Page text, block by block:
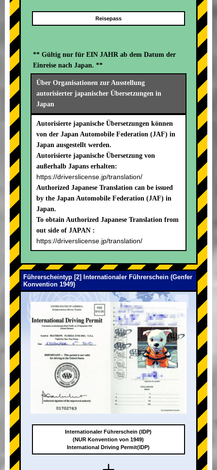
Reisepass
** Gültig nur für EIN JAHR ab dem Datum der
Einreise nach Japan. **
Über Organisationen zur Ausstellung
autorisierter japanischer Übersetzungen in
Japan
Autorisierte japanische Übersetzungen können
von der Japan Automobile Federation (JAF) in
Japan ausgestellt werden.
Autorisierte japanische Übersetzung von
außerhalb Japans erhalten:
https://driverslicense.jp/translation/
Authorized Japanese Translation can be issued
by the Japan Automobile Federation (JAF) in
Japan.
To obtain Authorized Japanese Translation from
out side of JAPAN :
https://driverslicense.jp/translation/
Führerscheintyp [2] Internationaler Führerschein (Genfer
Konvention 1949)
Internationaler Führerschein (IDP)
(NUR Konvention von 1949)
International Driving Permit(IDP)